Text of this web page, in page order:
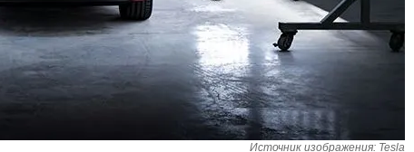
Источник изображения: Tesla